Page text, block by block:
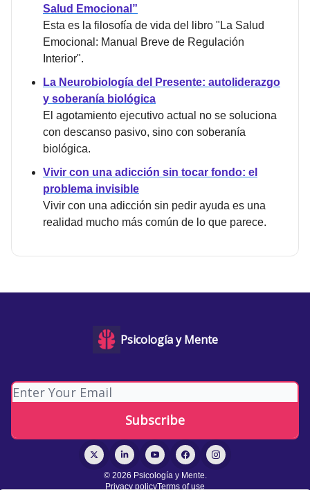
Salud Emocional”
Esta es la filosofía de vida del libro "La Salud
Emocional: Manual Breve de Regulación
Interior".
La Neurobiología del Presente: autoliderazgo
y soberanía biológica
El agotamiento ejecutivo actual no se soluciona
con descanso pasivo, sino con soberanía
biológica.
Vivir con una adicción sin tocar fondo: el
problema invisible
Vivir con una adicción sin pedir ayuda es una
realidad mucho más común de lo que parece.
Psicología y Mente
© 2026 Psicología y Mente.
Privacy policyTerms of use